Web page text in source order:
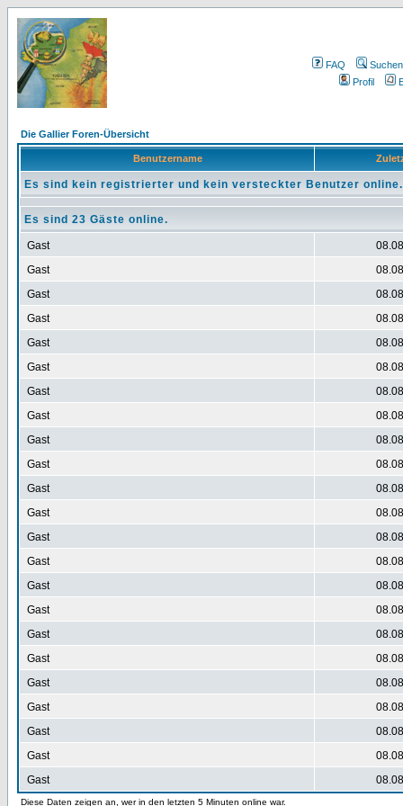
FAQ
Suchen
Profil
Die Gallier Foren-Übersicht
Benutzername
Es sind kein registrierter und kein versteckter Benutzer online.
Es sind 23 Gäste online.
Gast
Gast
Gast
Gast
Gast
Gast
Gast
Gast
Gast
Gast
Gast
Gast
Gast
Gast
Gast
Gast
Gast
Gast
Gast
Gast
Gast
Gast
Gast
Diese Daten zeigen an, wer in den letzten 5 Minuten online war.